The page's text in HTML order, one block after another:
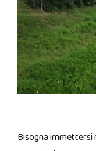
Bisogna